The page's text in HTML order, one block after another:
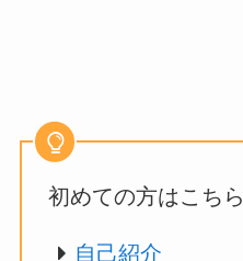
初めての方はこち
自己紹介